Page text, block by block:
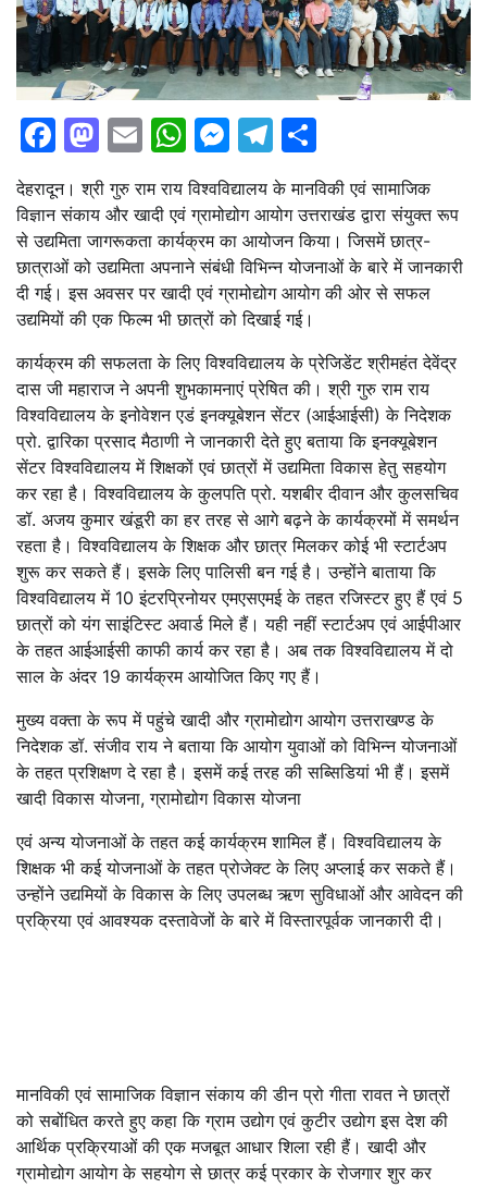
Facebook
Mastodon
EmailWhatsApp
Messenger
Telegram
देहरादून। श्री गुरु राम राय विश्वविद्यालय के मानविकी एवं सामाजिक
विज्ञान संकाय और खादी एवं ग्रामोद्योग आयोग उत्तराखंड द्वारा संयुक्त रूप
से उद्यमिता जागरूकता कार्यक्रम का आयोजन किया। जिसमें छात्र-
छात्राओं को उद्यमिता अपनाने संबंधी विभिन्न योजनाओं के बारे में जानकारी
दी गई। इस अवसर पर खादी एवं ग्रामोद्योग आयोग की ओर से सफल
उद्यमियों की एक फिल्म भी छात्रों को दिखाई गई।
कार्यक्रम की सफलता के लिए विश्वविद्यालय के प्रेजिडेंट श्रीमहंत देवेंद्र
दास जी महाराज ने अपनी शुभकामनाएं प्रेषित की। श्री गुरु राम राय
विश्वविद्यालय के इनोवेशन एडं इनक्यूबेशन सेंटर (आईआईसी) के निदेशक
प्रो. द्वारिका प्रसाद मैठाणी ने जानकारी देते हुए बताया कि इनक्यूबेशन
सेंटर विश्वविद्यालय में शिक्षकों एवं छात्रों में उद्यमिता विकास हेतु सहयोग
कर रहा है। विश्वविद्यालय के कुलपति प्रो. यशबीर दीवान और कुलसचिव
डॉ. अजय कुमार खंडूरी का हर तरह से आगे बढ़ने के कार्यक्रमों में समर्थन
रहता है। विश्वविद्यालय के शिक्षक और छात्र मिलकर कोई भी स्टार्टअप
शुरू कर सकते हैं। इसके लिए पालिसी बन गई है। उन्होंने बाताया कि
विश्वविद्यालय में 10 इंटरप्रिनोयर एमएसएमई के तहत रजिस्टर हुए हैं एवं 5
छात्रों को यंग साइंटिस्ट अवार्ड मिले हैं। यही नहीं स्टार्टअप एवं आईपीआर
के तहत आईआईसी काफी कार्य कर रहा है। अब तक विश्वविद्यालय में दो
साल के अंदर 19 कार्यक्रम आयोजित किए गए हैं।
मुख्य वक्ता के रूप में पहुंचे खादी और ग्रामोद्योग आयोग उत्तराखण्ड के
निदेशक डॉ. संजीव राय ने बताया कि आयोग युवाओं को विभिन्न योजनाओं
के तहत प्रशिक्षण दे रहा है। इसमें कई तरह की सब्सिडियां भी हैं। इसमें
खादी विकास योजना, ग्रामोद्योग विकास योजना
एवं अन्य योजनाओं के तहत कई कार्यक्रम शामिल हैं। विश्वविद्यालय के
शिक्षक भी कई योजनाओं के तहत प्रोजेक्ट के लिए अप्लाई कर सकते हैं।
उन्होंने उद्यमियों के विकास के लिए उपलब्ध ऋण सुविधाओं और आवेदन की
प्रक्रिया एवं आवश्यक दस्तावेजों के बारे में विस्तारपूर्वक जानकारी दी।
मानविकी एवं सामाजिक विज्ञान संकाय की डीन प्रो गीता रावत ने छात्रों
को सबोंधित करते हुए कहा कि ग्राम उद्योग एवं कुटीर उद्योग इस देश की
आर्थिक प्रक्रियाओं की एक मजबूत आधार शिला रही हैं। खादी और
ग्रामोद्योग आयोग के सहयोग से छात्र कई प्रकार के रोजगार शुर कर